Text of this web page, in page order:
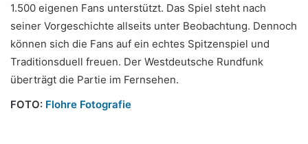
1.500 eigenen Fans unterstützt. Das Spiel steht nach
seiner Vorgeschichte allseits unter Beobachtung. Dennoch
können sich die Fans auf ein echtes Spitzenspiel und
Traditionsduell freuen. Der Westdeutsche Rundfunk
überträgt die Partie im Fernsehen.
FOTO: Flohre Fotografie